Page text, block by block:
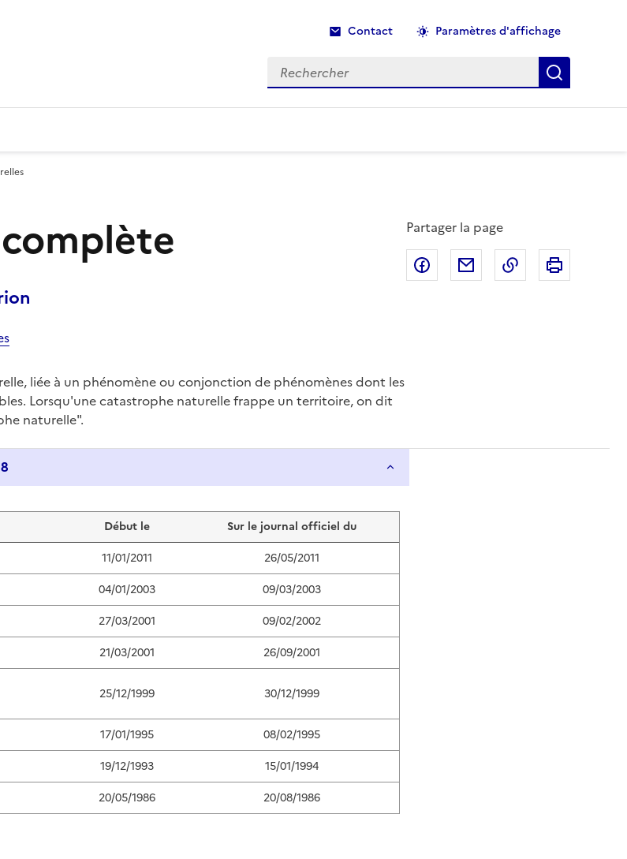
Contact Paramètres d'affichage
Rechercher Recherche
Partager la page
Partager sur Facebook
Partager par email
Copier dans le
liée à un phénomène ou conjonction de phénomènes dont les
Lorsqu'une catastrophe naturelle frappe un territoire, on dit
naturelle".
Historique des catastrophes naturelles dans ma commune : 8
Début le
Sur le journal officiel du
11/01/2011
26/05/2011
04/01/2003
09/03/2003
27/03/2001
09/02/2002
21/03/2001 26/09/2001
25/12/1999 30/12/1999
17/01/1995
08/02/1995
19/12/1993
15/01/1994
20/05/1986 20/08/1986